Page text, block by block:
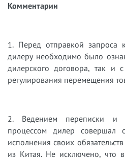
Комментарии
1. Перед отправкой запроса
дилеру необходимо было
дилерского договора, так и
регулирования перемещения
2. Ведением переписки и
процессом дилер совершал
исполнения своих
из Китая. Не исключено, что